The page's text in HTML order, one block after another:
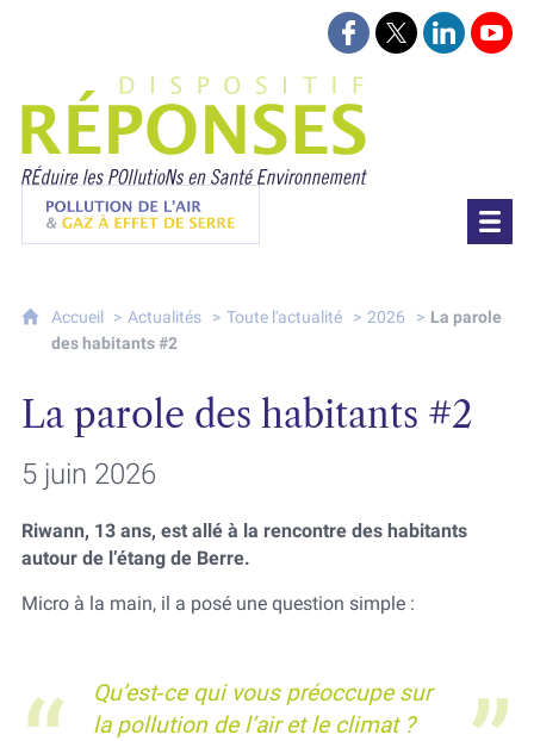
Pollution de l'air & gaz à effet de serre
Suivez-nous sur
Suivez-nous
Accueil Actualités Toute l'actualité 2026
La parole
des habitants #2
La parole des habitants #2
5 juin 2026
Riwann, 13 ans, est allé à la rencontre des habitants
autour de l’étang de Berre.
Micro à la main, il a posé une question simple :
Qu’est‑ce qui vous préoccupe sur
la pollution de l’air et le climat ?